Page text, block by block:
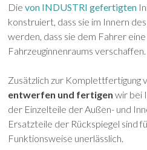
Dievon INDUSTRI gefertigten
konstruiert, dass sie im Innern
werden, dass sie dem Fahrer
Fahrzeuginnenraums verschaffen.
Zusätzlich zur Komplettfertigung
entwerfen und fertigen wir bei
der Einzelteile der Außen- und
Ersatzteile der Rückspiegel sind
Funktionsweise unerlässlich.